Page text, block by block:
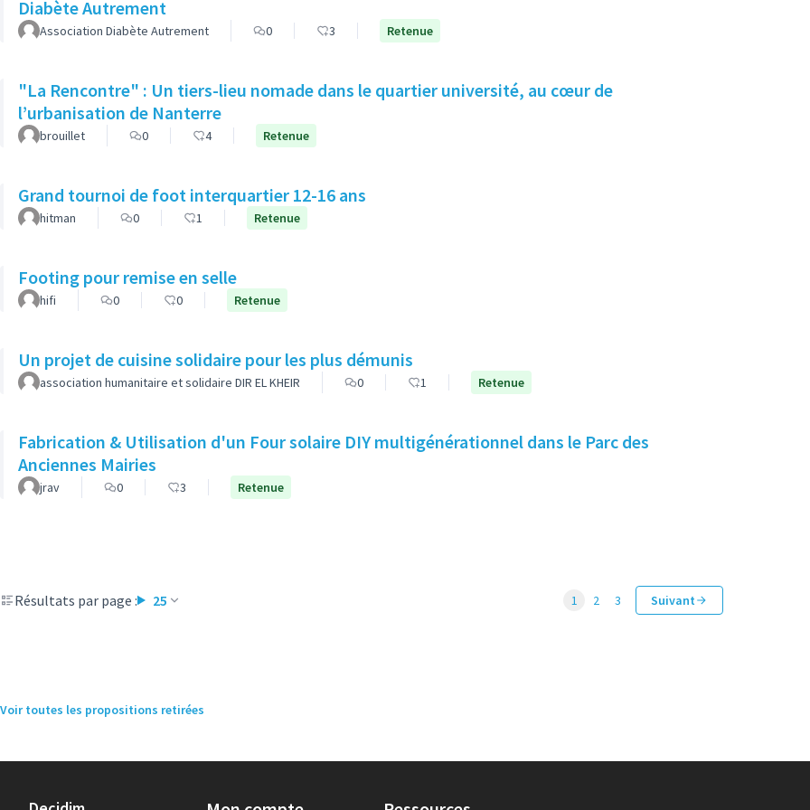
Diabète Autrement
Association Diabète Autrement 0 3 Retenue
"La Rencontre" : Un tiers-lieu nomade dans le quartier université, au cœur de
l’urbanisation de Nanterre
brouillet 0 4 Retenue
Grand tournoi de foot interquartier 12-16 ans
hitman 0 1 Retenue
Footing pour remise en selle
hifi 0 0 Retenue
Un projet de cuisine solidaire pour les plus démunis
association humanitaire et solidaire DIR EL KHEIR 0 1 Retenue
Fabrication & Utilisation d'un Four solaire DIY multigénérationnel dans le Parc des
Anciennes Mairies
jrav 0 3 Retenue
Résultats par page : 25 1 2 3 Suivant
Voir toutes les propositions retirées